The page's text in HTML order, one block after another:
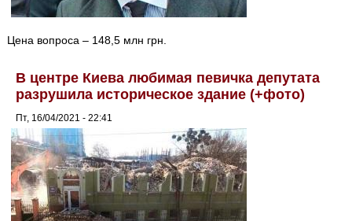
Цена вопроса – 148,5 млн грн.
В центре Киева любимая певичка депутата
разрушила историческое здание (+фото)
Пт, 16/04/2021 - 22:41